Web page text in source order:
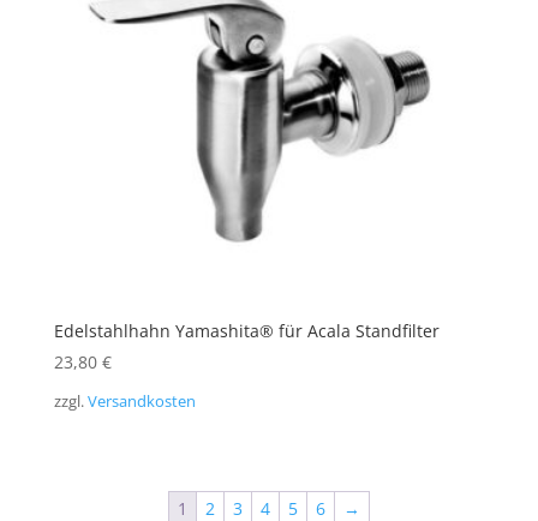
Edelstahlhahn Yamashita® für Acala Standfilter
23,80 €
zzgl.Versandkosten
1 2 3 4 5 6 →